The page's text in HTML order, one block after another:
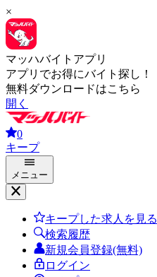
×
マッハバイトアプリ
アプリでお得にバイト探し！
無料ダウンロードはこちら
開く
0
キープ
メニュー
キープした求人を見る
検索履歴
新規会員登録(無料)
ログイン